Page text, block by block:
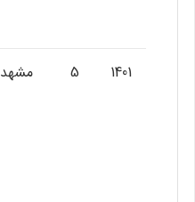
1401
5 مشهد